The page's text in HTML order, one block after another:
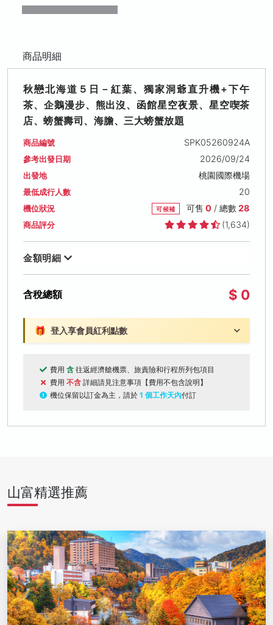
商品明細
秋戀北海道５日－紅葉、獨家洞爺直升機+下午
茶、企鵝漫步、熊出沒、函館星空夜景、星空喫茶
店、螃蟹壽司、海膽、三大螃蟹放題
商品編號 SPK05260924A
參考出發日期 2026/09/24
出發地 桃園國際機場
最低成行人數 20
機位狀況 可候補 可售 0/ 總數28
商品評分 (1,634)
金額明細
含稅總額 $ 0
🎁 登入享會員紅利點數
費用 含 往返經濟艙機票、旅責險和行程所列包項目
費用 不含 詳細請見注意事項【費用不包含說明】
機位保留以訂金為主，請於 1 個工作天內付訂
山富精選推薦